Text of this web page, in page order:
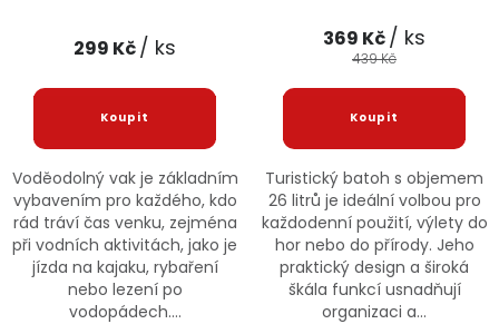
299 Kč/ ks
Voděodolný vak je základním
vybavením pro každého, kdo
rád tráví čas venku, zejména
při vodních aktivitách, jako je
jízda na kajaku, rybaření
nebo lezení po
vodopádech....
369 Kč/ ks
439 Kč
Turistický batoh s objemem
26 litrů je ideální volbou pro
každodenní použití, výlety do
hor nebo do přírody. Jeho
praktický design a široká
škála funkcí usnadňují
organizaci a...